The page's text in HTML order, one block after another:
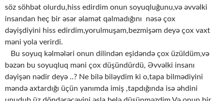
söz söhbət olurdu,hiss edirdim onun soyuqluğunu,və əvvəlki
insandan heç bir əsər əlamət qalmadığını nəsə çox
dəyişdiyini hiss edirdim,yorulmuşam,bezmişəm deyə çox vaxt
məni yola verirdi.
Bu soyuq kəlmələri onun dilindən eşidəndə çox üzüldüm,və
bəzən bu soyuqluq məni çox düşündürdü, Əvvəlki insanı
dəyişən nədir deyə ..? Ne bilə biləydim ki o,tapa bilmədiyini
məndə axtardığı üçün yanımda imiş ,tapdığında isə əhdini